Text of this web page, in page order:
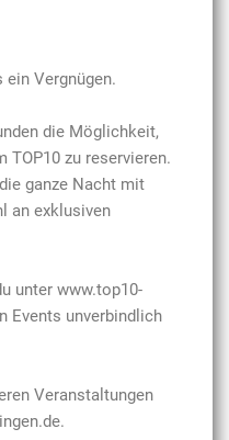
ein Vergnügen.
die Möglichkeit,
TOP10 zu reservieren.
ganze Nacht mit
an exklusiven
unter www.top10-
Events unverbindlich
Veranstaltungen